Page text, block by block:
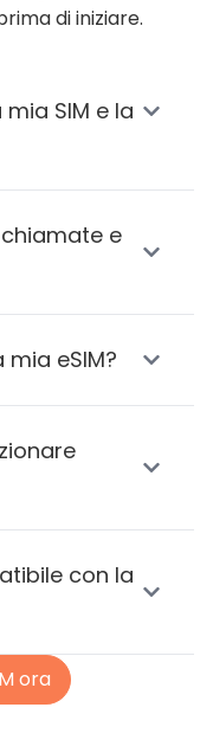
di iniziare.
SIM e la
chiamate e
eSIM?
con la
ora